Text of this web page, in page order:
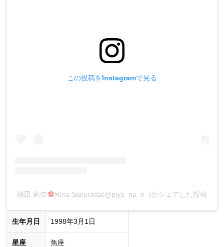
この投稿をInstagramで見る
桜田 莉奈 Rina Sakurada(@piyo_na_ri_)がシェアした投稿
生年月日 1998年3月1日
星座 魚座